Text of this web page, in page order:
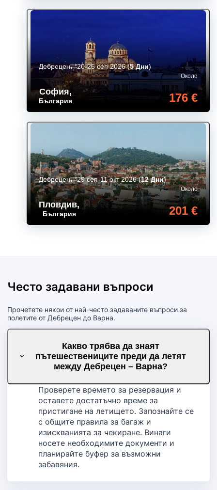
София,
България
Около
176 €
Дебрецен 20-25 сеп 2026(5 Дни)
Пловдив,
България
Около
201 €
Дебрецен 29 сеп-11 окт 2026(12 Дни)
Често задавани въпроси
Прочетете някои от най-често задаваните въпроси за
полетите от Дебрецен до Варна.
Какво трябва да знаят
пътешествениците преди да летят
между Дебрецен – Варна?
Проверете времето за резервация и
оставете достатъчно време за
пристигане на летището. Запознайте се
с общите правила за багаж и
изискванията за чекиране. Винаги
носете необходимите документи и
планирайте буфер за възможни
забавяния.